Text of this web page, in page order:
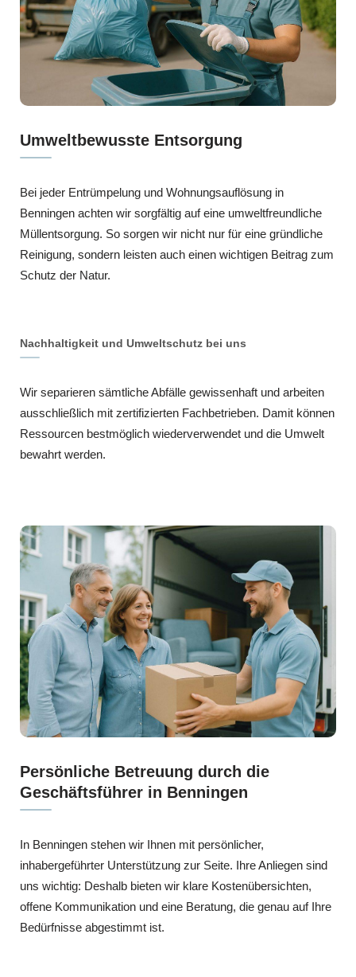
Umweltbewusste Entsorgung
Bei jeder Entrümpelung und Wohnungsauflösung in
Benningen achten wir sorgfältig auf eine umweltfreundliche
Müllentsorgung. So sorgen wir nicht nur für eine gründliche
Reinigung, sondern leisten auch einen wichtigen Beitrag zum
Schutz der Natur.
Nachhaltigkeit und Umweltschutz bei uns
Wir separieren sämtliche Abfälle gewissenhaft und arbeiten
ausschließlich mit zertifizierten Fachbetrieben. Damit können
Ressourcen bestmöglich wiederverwendet und die Umwelt
bewahrt werden.
Persönliche Betreuung durch die
Geschäftsführer in Benningen
In Benningen stehen wir Ihnen mit persönlicher,
inhabergeführter Unterstützung zur Seite. Ihre Anliegen sind
uns wichtig: Deshalb bieten wir klare Kostenübersichten,
offene Kommunikation und eine Beratung, die genau auf Ihre
Bedürfnisse abgestimmt ist.